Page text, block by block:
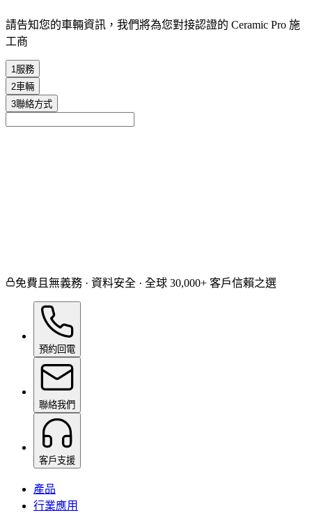
請告知您的車輛資訊，我們將為您對接認證的 Ceramic Pro 施
工商
1 服務
2車輛
3聯絡方式
免費且無義務 · 資料安全 · 全球 30,000+ 客戶信賴之選
預約回電
聯絡我們
客戶支援
產品
行業應用